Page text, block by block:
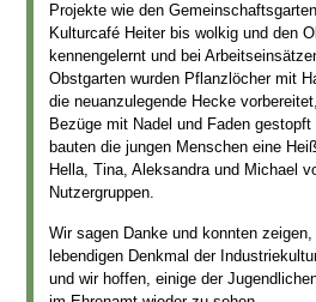
Projekte wie den
Kulturcafé Heiter bis wolkig und den
kennengelernt und bei
Obstgarten wurden Pflanzlöcher mit
die neuanzulegende Hecke
Bezüge mit Nadel und Faden
bauten die jungen Menschen eine
Hella, Tina, Aleksandra und Michael
Nutzergruppen.
Wir sagen Danke und konnten
lebendigen Denkmal der
und wir hoffen, einige der